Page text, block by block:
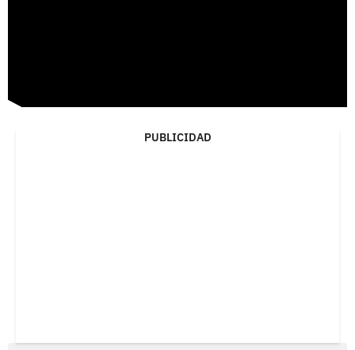
PUBLICIDAD